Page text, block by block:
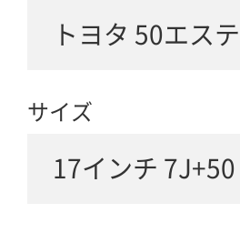
トヨタ 50エス
サイズ
17インチ